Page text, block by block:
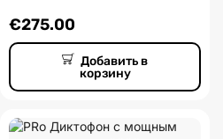
€275.00
Добавить в
корзину